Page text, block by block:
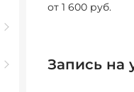
от 1 600 руб.
Запись на